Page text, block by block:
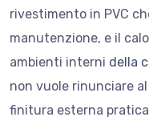
rivestimento in PVC
manutenzione, e il
ambienti interni della
non vuole rinunciare
finitura esterna